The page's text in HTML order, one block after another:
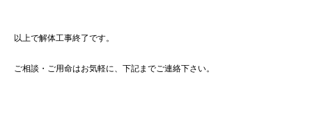
以上で解体工事終了です。
ご相談・ご用命はお気軽に、下記までご連絡下さい。